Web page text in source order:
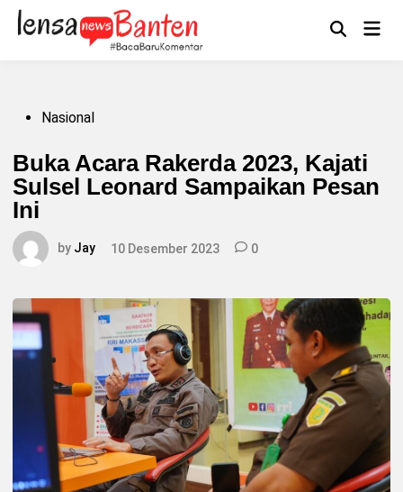
Skip
content
OpenMain
PostedNasional
Buka Acara Rakerda 2023, Kajati
Sulsel Leonard Sampaikan Pesan
Ini
by Jay 10 Desember 2023 0